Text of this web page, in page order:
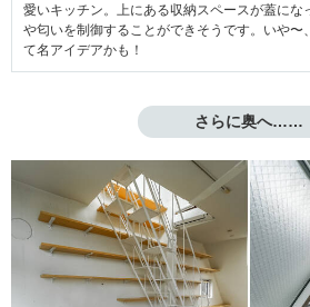
愛いキッチン。上にある収納スペースが蓋にな
や匂いを制御することができそうです。いや〜
て名アイデアかも！
さらに奥へ……